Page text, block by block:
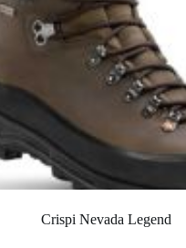
Crispi Nevada Legend